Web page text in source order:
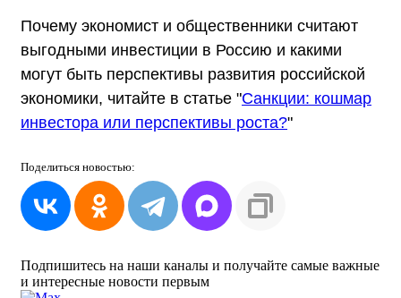
Почему экономист и общественники считают
выгодными инвестиции в Россию и какими
могут быть перспективы развития российской
экономики, читайте в статье "Санкции: кошмар
инвестора или перспективы роста?"
Поделиться новостью:
Подпишитесь на наши каналы и получайте самые важные
и интересные новости первым